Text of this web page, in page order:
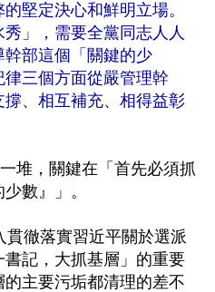
堅定決心和鮮明立場。
」，需要全黨同志人人
部這個「關鍵的少
三個方面從嚴管理幹
、相互補充、相得益彰
堆，關鍵在「首先必須抓
數』」。
徹落實習近平關於選派
記，大抓基層」的重要
主要污垢都清理的差不